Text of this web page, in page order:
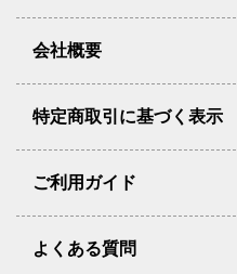
会社概要
特定商取引に基づく表示
ご利用ガイド
よくある質問